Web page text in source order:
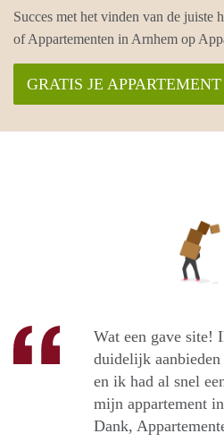
Succes met het vinden van de juiste
of Appartementen in Arnhem op
GRATIS JE
Wat een gave site!
duidelijk
en ik had al snel
mijn appartement
Dank,